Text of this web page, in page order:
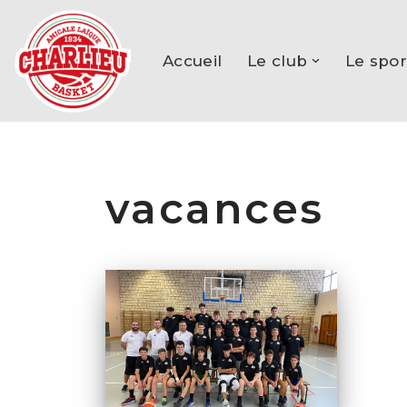
Aller
au
contenu
Accueil Le club Le
vacances